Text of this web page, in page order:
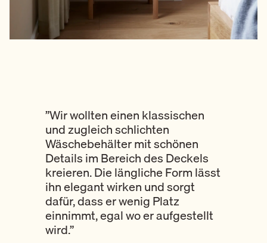
”Wir wollten einen klassischen
und zugleich schlichten
Wäschebehälter mit schönen
Details im Bereich des Deckels
kreieren. Die längliche Form lässt
ihn elegant wirken und sorgt
dafür, dass er wenig Platz
einnimmt, egal wo er aufgestellt
wird.”